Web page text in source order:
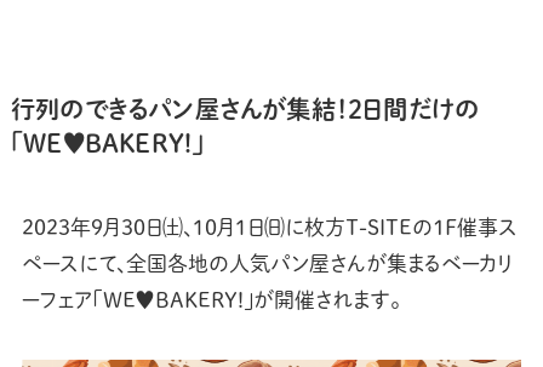
行列のできるパン屋さんが集結！2日間だけの
「WE♥BAKERY!」
2023年9月30日㈯、10月1日㈰に枚方Ｔ-SITEの１F催事ス
ペースにて、全国各地の人気パン屋さんが集まるベーカリ
ーフェア「WE♥BAKERY!」が開催されます。